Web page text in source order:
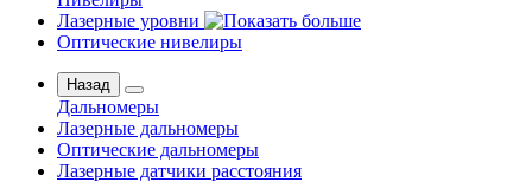
Лазерные уровни
Оптические нивелиры
Назад
Дальномеры
Лазерные дальномеры
Оптические дальномеры
Лазерные датчики расстояния